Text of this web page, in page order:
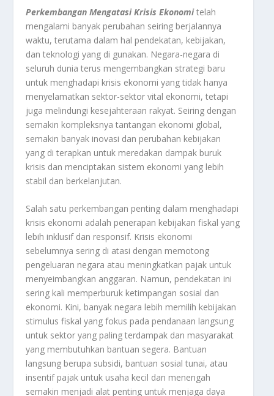
Perkembangan Mengatasi Krisis Ekonomitelah
mengalami banyak perubahan seiring berjalannya
waktu, terutama dalam hal pendekatan, kebijakan,
dan teknologi yang di gunakan. Negara-negara di
seluruh dunia terus mengembangkan strategi baru
untuk menghadapi krisis ekonomi yang tidak hanya
menyelamatkan sektor-sektor vital ekonomi, tetapi
juga melindungi kesejahteraan rakyat. Seiring dengan
semakin kompleksnya tantangan ekonomi global,
semakin banyak inovasi dan perubahan kebijakan
yang di terapkan untuk meredakan dampak buruk
krisis dan menciptakan sistem ekonomi yang lebih
stabil dan berkelanjutan.
Salah satu perkembangan penting dalam menghadapi
krisis ekonomi adalah penerapan kebijakan fiskal yang
lebih inklusif dan responsif. Krisis ekonomi
sebelumnya sering di atasi dengan memotong
pengeluaran negara atau meningkatkan pajak untuk
menyeimbangkan anggaran. Namun, pendekatan ini
sering kali memperburuk ketimpangan sosial dan
ekonomi. Kini, banyak negara lebih memilih kebijakan
stimulus fiskal yang fokus pada pendanaan langsung
untuk sektor yang paling terdampak dan masyarakat
yang membutuhkan bantuan segera. Bantuan
langsung berupa subsidi, bantuan sosial tunai, atau
insentif pajak untuk usaha kecil dan menengah
semakin menjadi alat penting untuk menjaga daya